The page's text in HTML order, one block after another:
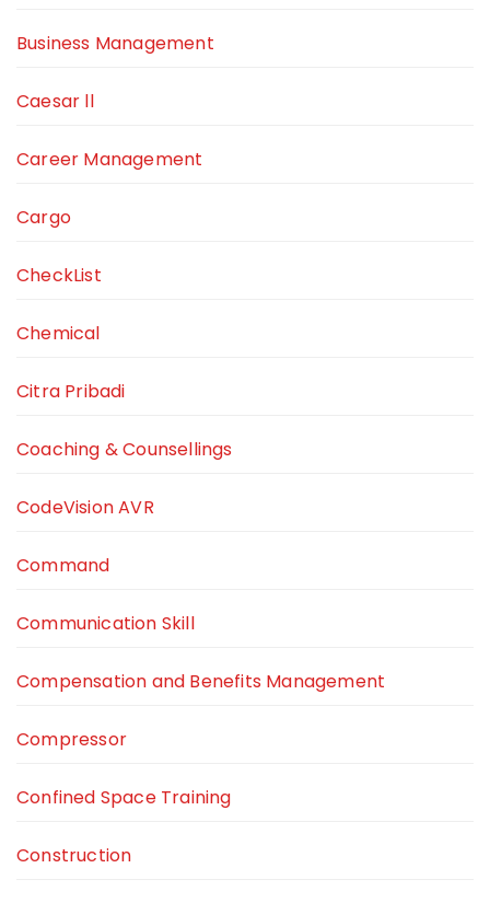
Business Management
Caesar ll
Career Management
Cargo
CheckList
Chemical
Citra Pribadi
Coaching & Counsellings
CodeVision AVR
Command
Communication Skill
Compensation and Benefits Management
Compressor
Confined Space Training
Construction